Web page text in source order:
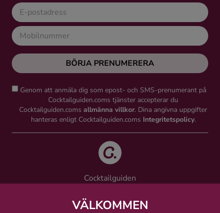
VÄLKOMMEN
BÖRJA PRENUMERERA
Genom att anmäla dig som epost- och SMS-prenumerant på
Cocktailguiden.coms tjänster accepterar du
Cocktailguiden.coms allmänna villkor. Dina angivna uppgifter
hanteras enligt Cocktailguiden.coms Integritetspolicy.
Cocktailguiden
Västra Järnvägsgatan 21, 111 64 Stockholm